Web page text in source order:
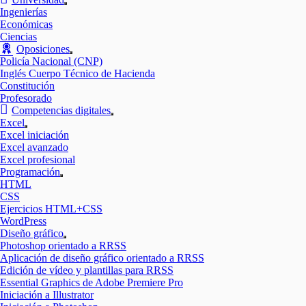
Mostrar
Ingenierías
Económicas
Ciencias
Oposiciones
Mostrar
el
submenú
Policía Nacional (CNP)
Inglés Cuerpo Técnico de Hacienda
Constitución
Profesorado
Competencias digitales
Mostrar
Excel
Mostrar
el
submenú
Excel iniciación
Excel avanzado
Excel profesional
Programación
Mostrar
HTML
CSS
Ejercicios HTML+CSS
WordPress
Diseño gráfico
Mostrar
el
submenú
Photoshop orientado a RRSS
Aplicación de diseño gráfico orientado a RRSS
Edición de vídeo y plantillas para RRSS
Essential Graphics de Adobe Premiere Pro
Iniciación a Illustrator